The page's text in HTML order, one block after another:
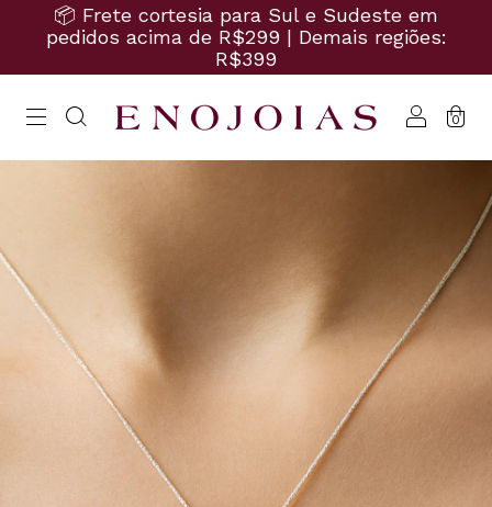
📦 Frete cortesia para Sul e Sudeste em
pedidos acima de R$299 | Demais regiões:
R$399
0